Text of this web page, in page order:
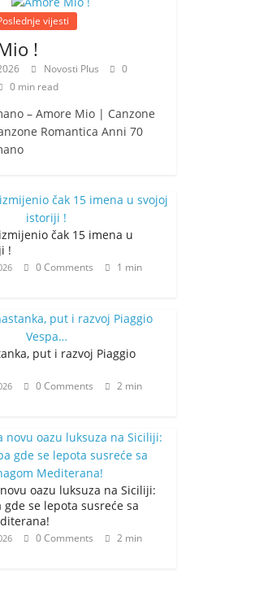
vijesti
!
Novosti Plus
0
0 min read
– Amore Mio | Canzone
Romantica Anni 70
čak 15 imena u
!
0 Comments
1 min
put i razvoj Piaggio
0 Comments
2 min
oazu luksuza na Siciliji:
se lepota susreće sa
0 Comments
2 min